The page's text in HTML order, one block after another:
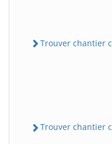
Trouver chantier
Trouver chantier